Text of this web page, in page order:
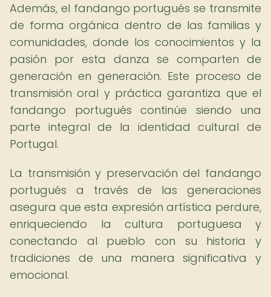
Además, el fandango portugués se transmite
de forma orgánica dentro de las familias y
comunidades, donde los conocimientos y la
pasión por esta danza se comparten de
generación en generación. Este proceso de
transmisión oral y práctica garantiza que el
fandango portugués continúe siendo una
parte integral de la identidad cultural de
Portugal.
La transmisión y preservación del fandango
portugués a través de las generaciones
asegura que esta expresión artística perdure,
enriqueciendo la cultura portuguesa y
conectando al pueblo con su historia y
tradiciones de una manera significativa y
emocional.